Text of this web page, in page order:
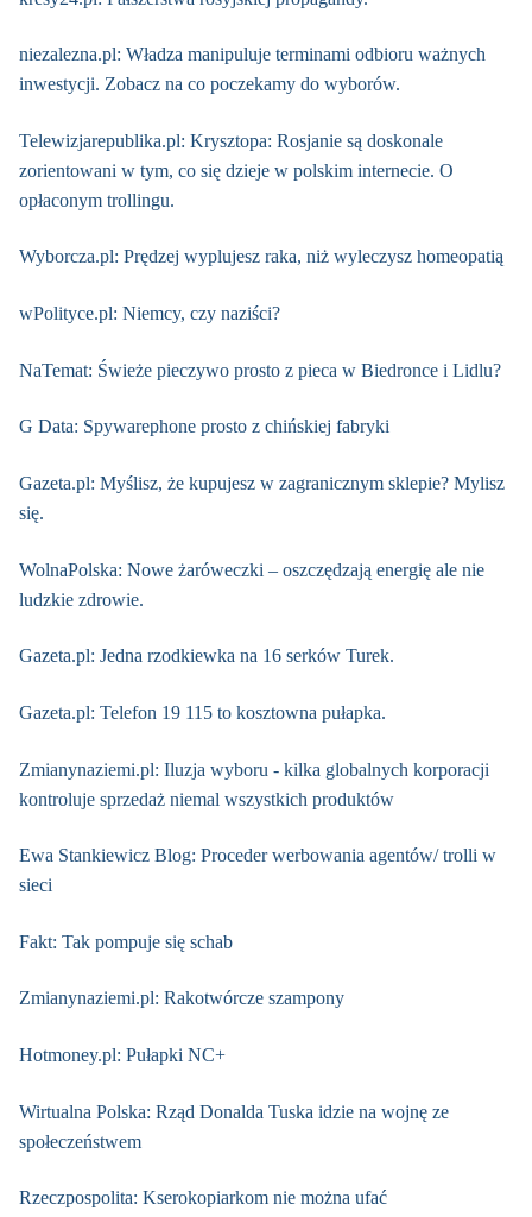
niezalezna.pl: Władza manipuluje terminami odbioru ważnych
inwestycji. Zobacz na co poczekamy do wyborów.
Telewizjarepublika.pl: Krysztopa: Rosjanie są doskonale
zorientowani w tym, co się dzieje w polskim internecie. O
opłaconym trollingu.
Wyborcza.pl: Prędzej wyplujesz raka, niż wyleczysz homeopatią
wPolityce.pl: Niemcy, czy naziści?
NaTemat: Świeże pieczywo prosto z pieca w Biedronce i Lidlu?
G Data: Spywarephone prosto z chińskiej fabryki
Gazeta.pl: Myślisz, że kupujesz w zagranicznym sklepie? Mylisz
się.
WolnaPolska: Nowe żaróweczki – oszczędzają energię ale nie
ludzkie zdrowie.
Gazeta.pl: Jedna rzodkiewka na 16 serków Turek.
Gazeta.pl: Telefon 19 115 to kosztowna pułapka.
Zmianynaziemi.pl: Iluzja wyboru - kilka globalnych korporacji
kontroluje sprzedaż niemal wszystkich produktów
Ewa Stankiewicz Blog: Proceder werbowania agentów/ trolli w
sieci
Fakt: Tak pompuje się schab
Zmianynaziemi.pl: Rakotwórcze szampony
Hotmoney.pl: Pułapki NC+
Wirtualna Polska: Rząd Donalda Tuska idzie na wojnę ze
społeczeństwem
Rzeczpospolita: Kserokopiarkom nie można ufać